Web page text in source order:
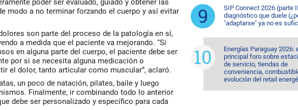
poder ser evaluado, guiado y obtener las
modo a no terminar forzando el cuerpo y así evitar
son parte del proceso de la patología en sí,
a medida que el paciente va mejorando. “Si
en alguna parte del cuerpo, el paciente debe ser
por si se necesita alguna medicación o
el dolor, tanto articular como muscular”, aclaró.
un poco de natación, pilates, baile y luego
Finalmente, ir combinando todo lo anterior
debe ser personalizado y específico para cada
SIP Connect 2026 (parte
diagnóstico que duele
"adaptarse" ya no es
Energías Paraguay 2026:
principal foro sobre
de servicio, tiendas de
conveniencia,
evolución del retail